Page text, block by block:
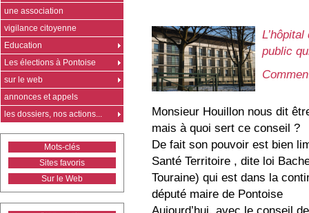
public
Monsieur Houillon nous dit
mais à quoi sert ce conseil ?
De fait son pouvoir est bien
Santé Territoire , dite loi
Touraine) qui est dans la
député maire de Pontoise
Aujourd’hui, avec le conseil
une association
vigilance citoyenne
Education
Les élections à Pontoise
sur le web
annonces et appels
les dossiers, nos actions...
Mots-clés
Sites favoris
Sur le Web